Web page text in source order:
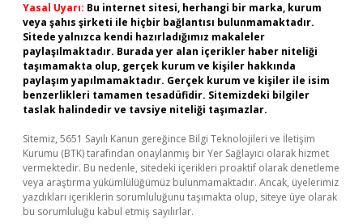
Yasal Uyarı: Bu internet sitesi, herhangi bir marka, kurum
veya şahıs şirketi ile hiçbir bağlantısı bulunmamaktadır.
Sitede yalnızca kendi hazırladığımız makaleler
paylaşılmaktadır. Burada yer alan içerikler haber niteliği
taşımamakta olup, gerçek kurum ve kişiler hakkında
paylaşım yapılmamaktadır. Gerçek kurum ve kişiler ile isim
benzerlikleri tamamen tesadüfidir. Sitemizdeki bilgiler
taslak halindedir ve tavsiye niteliği taşımazlar.
Sitemiz, 5651 Sayılı Kanun gereğince Bilgi Teknolojileri ve İletişim
Kurumu (BTK) tarafından onaylanmış bir Yer Sağlayıcı olarak hizmet
vermektedir. Bu nedenle, sitedeki içerikleri proaktif olarak denetleme
veya araştırma yükümlülüğümüz bulunmamaktadır. Ancak, üyelerimiz
yazdıkları içeriklerin sorumluluğunu taşımakta olup, siteye üye olarak
bu sorumluluğu kabul etmiş sayılırlar.